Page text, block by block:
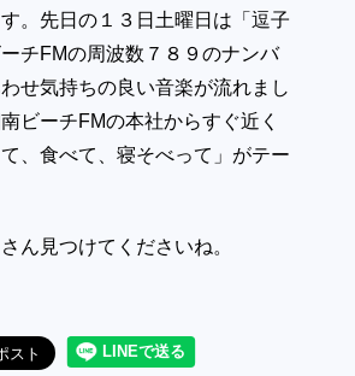
。先日の１３日土曜日は「逗子
チFMの周波数７８９のナンバ
せ気持ちの良い音楽が流れまし
ビーチFMの本社からすぐ近く
、食べて、寝そべって」がテー
ん見つけてくださいね。